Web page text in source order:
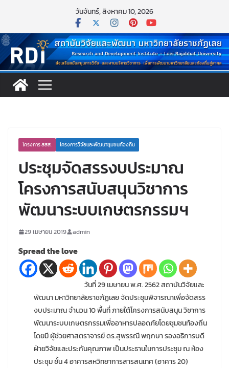
content
วันจันทร์, สิงหาคม 10, 2026
โครงการ สสส. โครงการวิจัยและพัฒนาชุมชนท้องถิ่น
ประชุมจัดสรรงบประมาณ
โครงการสนับสนุนวิชาการ
พัฒนาระบบเกษตรกรรมฯ
29 เมษายน 2019 admin
Spread the love
วันที่ 29 เมษายน พ.ศ. 2562 สถาบันวิจัยและ
พัฒนา มหาวิทยาลัยราชภัฏเลย จัดประชุมพิจารณาเพื่อจัดสรร
งบประมาณ จำนวน 10 พื้นที่ ภายใต้โครงการสนับสนุน วิชาการ
พัฒนาระบบเกษตรกรรมเพื่ออาหารปลอดภัยโดยชุมชนท้องถิ่น
โดยมี ผู้ช่วยศาสตราจารย์ ดร.สุพรรณี พฤกษา รองอธิการบดี
ฝ่ายวิจัยและประกันคุณภาพ เป็นประธานในการประชุม ณ ห้อง
ประชุม ชั้น 4 อาคารสหวิทยาการสารสนเทศ (อาคาร 20)